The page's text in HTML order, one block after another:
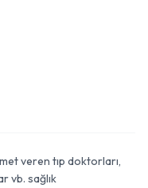
veren tıp doktorları,
vb. sağlık